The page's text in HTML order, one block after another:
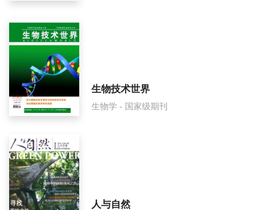
人类学学报审稿要多久？
人类学学报是国家级期刊吗？
生物技术世界
生物学 - 国家级期刊
人与自然